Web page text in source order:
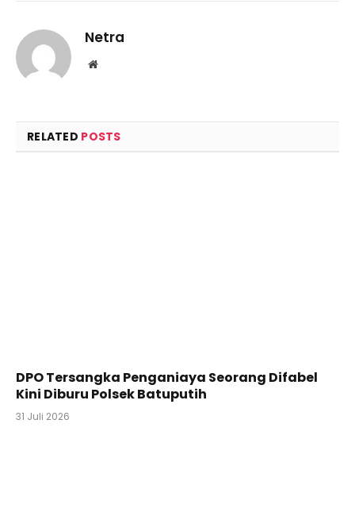
Netra
Website
RELATED POSTS
DPO Tersangka Penganiaya Seorang Difabel
Kini Diburu Polsek Batuputih
31 Juli 2026